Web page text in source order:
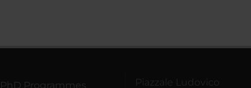
PhD Programmes
Piazzale Ludovico